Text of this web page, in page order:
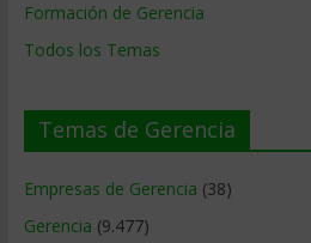
Formación de Gerencia
Todos los Temas
Temas de Gerencia
Empresas de Gerencia (38)
Gerencia (9.477)